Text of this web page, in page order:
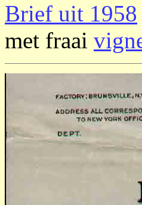
Brief uit 1958
met fraai